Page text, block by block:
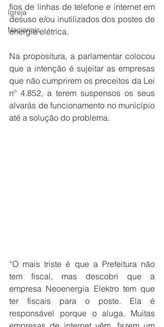
Igreja
Nacionais
fios de linhas de telefone e internet em
desuso e/ou inutilizados dos postes de
energia elétrica.
Na propositura, a parlamentar colocou
que a intenção é sujeitar as empresas
que não cumprirem os preceitos da Lei
nº 4.852, a terem suspensos os seus
alvarás de funcionamento no município
até a solução do problema.
“O mais triste é que a Prefeitura não
tem fiscal, mas descobri que a
empresa Neoenergia Elektro tem que
ter fiscais para o poste. Ela é
responsável porque o aluga. Muitas